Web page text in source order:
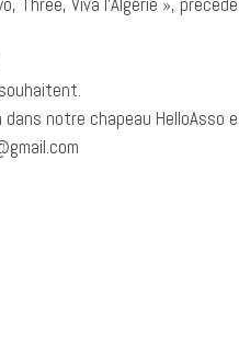
notre chapeau HelloAsso